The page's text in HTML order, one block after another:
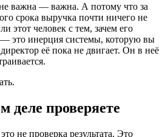
важна — важна. А потому что за
срока выручка почти ничего не
этот человек с тем, зачем его
это инерция системы, которую вы
её пока не двигает. Он в неё
деле проверяете
не проверка результата. Это